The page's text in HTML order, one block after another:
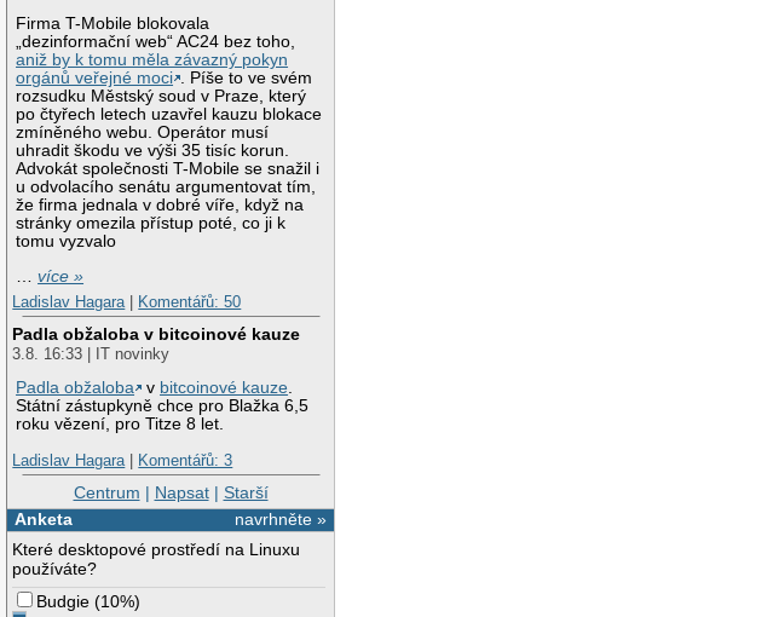
Firma T-Mobile blokovala
„dezinformační web“ AC24 bez toho,
aniž by k tomu měla závazný pokyn
orgánů veřejné moci
. Píše to ve svém
rozsudku Městský soud v Praze, který
po čtyřech letech uzavřel kauzu blokace
zmíněného webu. Operátor musí
uhradit škodu ve výši 35 tisíc korun.
Advokát společnosti T-Mobile se snažil i
u odvolacího senátu argumentovat tím,
že firma jednala v dobré víře, když na
stránky omezila přístup poté, co ji k
tomu vyzvalo
…více »
Ladislav Hagara| Komentářů: 50
Padla obžaloba v bitcoinové kauze
3.8. 16:33 | IT novinky
Padla obžaloba
v bitcoinové kauze.
Státní zástupkyně chce pro Blažka 6,5
roku vězení, pro Titze 8 let.
Ladislav Hagara| Komentářů: 3
Centrum | Napsat| Starší
navrhněte »
Anketa
Které desktopové prostředí na Linuxu
používáte?
Budgie (10%)